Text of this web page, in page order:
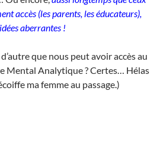
accès (les parents, les éducateurs),
aberrantes !
que nous peut avoir accès au
Mental Analytique ? Certes… Hélas
ma femme au passage.)